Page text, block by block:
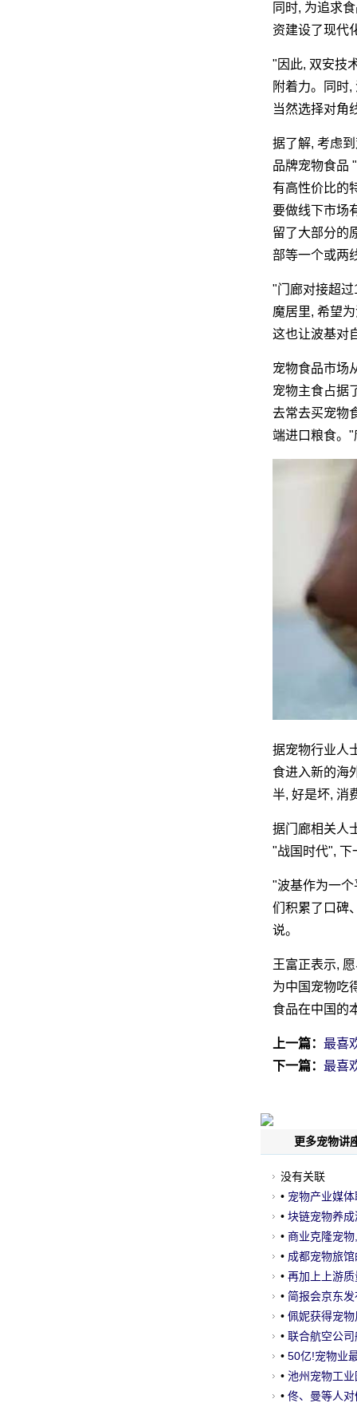
同时, 为追求
资建设了现代
"因此, 双安技
附着力。同时
当然选择对角
据了解, 考虑
品牌宠物食品
有高性价比的
要做线下市场
留了大部分的
部等一个或两
"门廊对接超
魔居里, 希望
这也让波基对
宠物食品市场
宠物主食占据
去常去买宠物
端进口粮食。
据宠物行业人
食进入新的海
半, 好是坏, 消
据门廊相关人
"战国时代", 下
"波基作为一
们积累了口碑
说。
王富正表示,
为中国宠物吃
食品在中国的
上一篇： 最喜
下一篇： 最喜
更多宠物讲
没有关联
• 宠物产业媒
知识地图
• 块链宠物养
投资1000万
• 商业克隆宠
• 成都宠物旅
• 再加上上游
佳品质
• 简报会京东
公司收购美国
• 佩妮获得宠
开设7家离线店
• 联合航空公
声明道歉
• 50亿!宠物业
亚最大的宠物
• 池州宠物工
• 佟、曼等人